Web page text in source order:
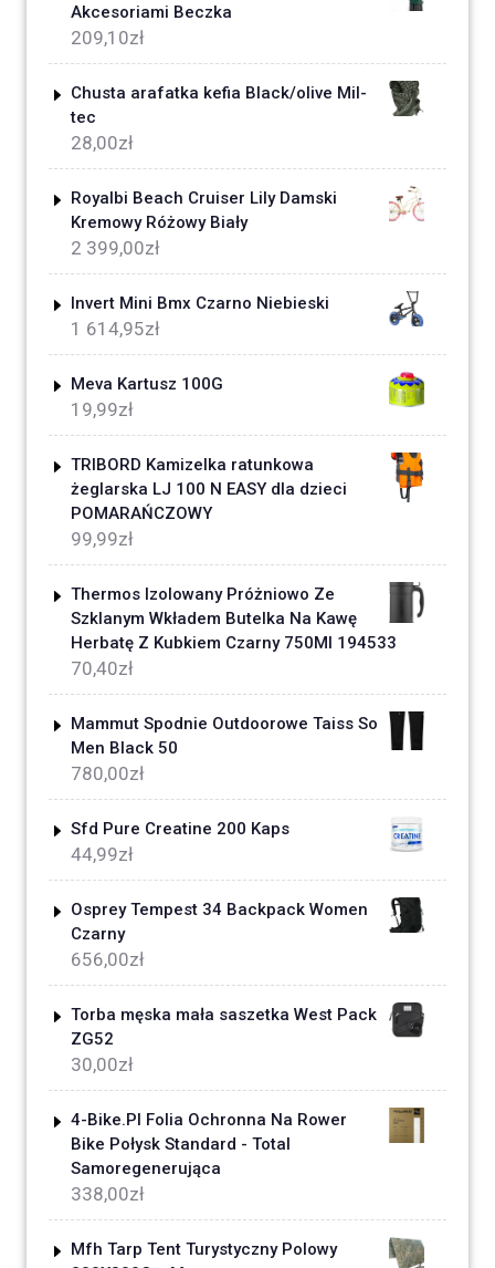
Akcesoriami Beczka
209,10zł
Chusta arafatka kefia Black/olive Mil-
tec
28,00zł
Royalbi Beach Cruiser Lily Damski
Kremowy Różowy Biały
2 399,00zł
Invert Mini Bmx Czarno Niebieski
1 614,95zł
Meva Kartusz 100G
19,99zł
TRIBORD Kamizelka ratunkowa
żeglarska LJ 100 N EASY dla dzieci
POMARAŃCZOWY
99,99zł
Thermos Izolowany Próżniowo Ze
Szklanym Wkładem Butelka Na Kawę
Herbatę Z Kubkiem Czarny 750Ml 194533
70,40zł
Mammut Spodnie Outdoorowe Taiss So
Men Black 50
780,00zł
Sfd Pure Creatine 200 Kaps
44,99zł
Osprey Tempest 34 Backpack Women
Czarny
656,00zł
Torba męska mała saszetka West Pack
ZG52
30,00zł
4-Bike.Pl Folia Ochronna Na Rower
Bike Połysk Standard - Total
Samoregenerująca
338,00zł
Mfh Tarp Tent Turystyczny Polowy